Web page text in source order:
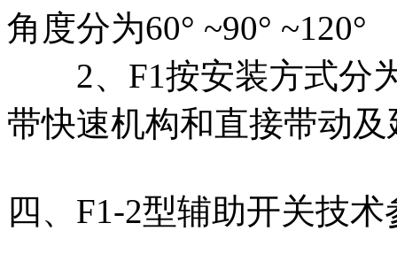
角度分为60° ~90° ~120°
2、F1按安装方式分
带快速机构和直接带动
四、F1-2型辅助开关技术